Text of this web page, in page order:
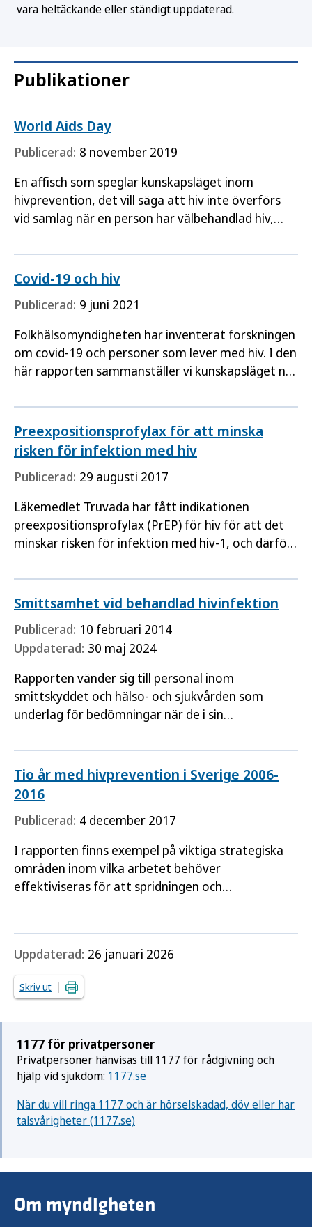
vara heltäckande eller ständigt uppdaterad.
Publikationer
World Aids Day
Publicerad: 8 november 2019
En affisch som speglar kunskapsläget inom
hivprevention, det vill säga att hiv inte överförs
vid samlag när en person har välbehandlad hiv,
Covid-19 och hiv
Publicerad: 9 juni 2021
Folkhälsomyndigheten har inventerat forskningen
om covid-19 och personer som lever med hiv. I den
här rapporten sammanställer vi kunskapsläget när
psykosociala…
Preexpositionsprofylax för att minska
risken för infektion med hiv
Publicerad: 29 augusti 2017
Läkemedlet Truvada har fått indikationen
preexpositionsprofylax (PrEP) för hiv för att det
minskar risken för infektion med hiv-1, och därför
aktuell kunskap…
Smittsamhet vid behandlad hivinfektion
Publicerad: 10 februari 2014
Uppdaterad: 30 maj 2024
Rapporten vänder sig till personal inom
smittskyddet och hälso- och sjukvården som
underlag för bedömningar när de i sin
hiv.
Tio år med hivprevention i Sverige 2006-
2016
Publicerad: 4 december 2017
I rapporten finns exempel på viktiga strategiska
områden inom vilka arbetet behöver
effektiviseras för att spridningen och
Uppdaterad: 26 januari 2026
Skriv ut
1177 för privatpersoner
Privatpersoner hänvisas till 1177 för rådgivning och
hjälp vid sjukdom: 1177.se
När du vill ringa 1177 och är hörselskadad, döv eller har
talsvårigheter (1177.se)
Om myndigheten